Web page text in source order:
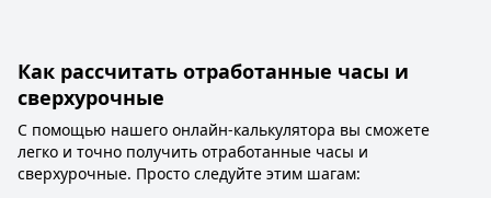
Как рассчитать отработанные часы и
сверхурочные
С помощью нашего онлайн-калькулятора вы сможете
легко и точно получить отработанные часы и
сверхурочные. Просто следуйте этим шагам: